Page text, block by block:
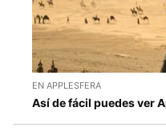
EN APPLESFERA
Así de fácil puedes ver